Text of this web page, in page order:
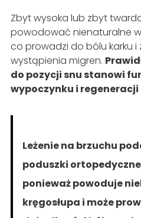
Zbyt wysoka lub zbyt
powodować nienaturalne
co prowadzi do bólu karku i
wystąpienia migren.
do pozycji snu stanowi
wypoczynku i
Leżenie na brzuchu
poduszki
ponieważ powoduje
kręgosłupa i może